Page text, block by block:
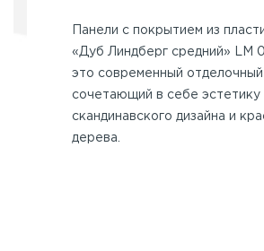
Панели с покрытием из
«Дуб Линдберг средний» LM
это современный
сочетающий в себе эстетику
скандинавского дизайна и
дерева.